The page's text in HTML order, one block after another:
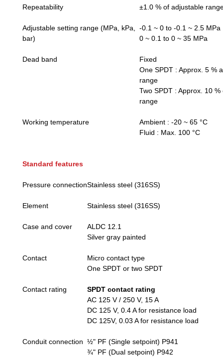
Repeatability ±1.0 % of adjustable
Adjustable setting range (MPa, kPa,
bar)
-0.1 ~ 0 to -0.1 ~ 2.5 MPa
0 ~ 0.1 to 0 ~ 35 MPa
Dead band
Fixed
One SPDT : Approx. 5 %
range
Two SPDT : Approx. 10
range
Working temperature
Ambient : -20 ~ 65 °C
Fluid : Max. 100 °C
Standard features
Pressure connectionStainless steel (316SS)
Element Stainless steel (316SS)
Case and cover
ALDC 12.1
Silver gray painted
Contact
Micro contact type
One SPDT or two SPDT
Contact rating
SPDT contact rating
AC 125 V / 250 V, 15 A
DC 125 V, 0.4 A for resistance load
DC 125V, 0.03 A for resistance load
Conduit connection ½" PF (Single setpoint) P941
¾" PF (Dual setpoint) P942